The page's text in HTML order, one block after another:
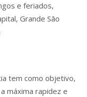
e feriados,
Grande São
tem como objetivo,
máxima rapidez e